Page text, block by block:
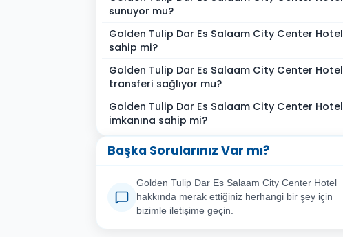
sunuyor mu?
Golden Tulip Dar Es Salaam City Center
sahip mi?
Golden Tulip Dar Es Salaam City Center
transferi sağlıyor mu?
Golden Tulip Dar Es Salaam City Center
imkanına sahip mi?
Başka Sorularınız Var mı?
Golden Tulip Dar Es Salaam City Center Hotel
hakkında merak ettiğiniz herhangi bir şey için
bizimle iletişime geçin.